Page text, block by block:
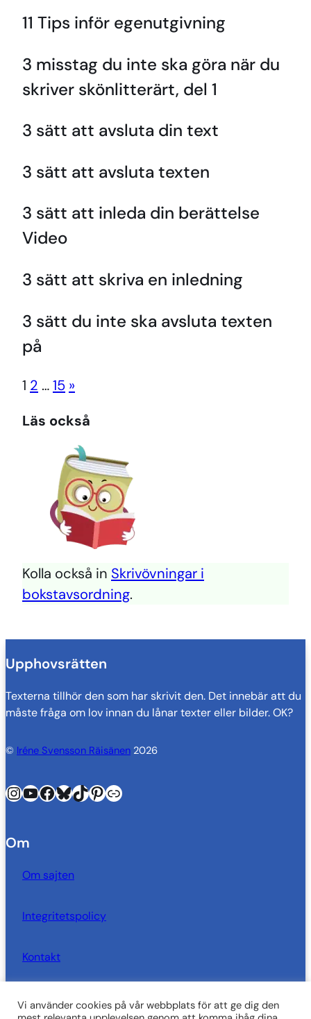
11 Tips inför egenutgivning
3 misstag du inte ska göra när du
skriver skönlitterärt, del 1
3 sätt att avsluta din text
3 sätt att avsluta texten
3 sätt att inleda din berättelse
Video
3 sätt att skriva en inledning
3 sätt du inte ska avsluta texten
på
Sida:
1 2 …15 Nästa
»
Läs också
Kolla också in Skrivövningar i
bokstavsordning.
Upphovsrätten
Texterna tillhör den som har skrivit den. Det innebär att du
måste fråga om lov innan du lånar texter eller bilder. OK?
© Iréne Svensson Räisänen 2026
InstagramYouTube Facebook Bluesky TikTok Pinterest Länk
Om
Om sajten
Integritetspolicy
Kontakt
SkrivarSidan behöver dig!
Vi använder cookies på vår webbplats för att ge dig den